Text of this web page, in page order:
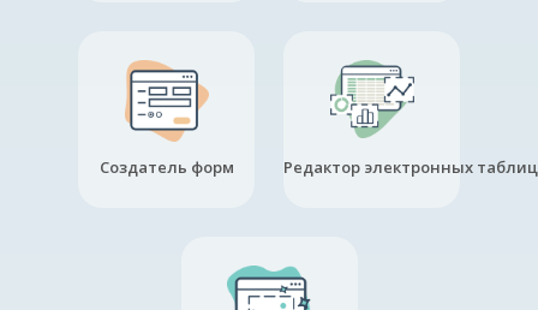
Создатель форм Редактор электронных таблиц